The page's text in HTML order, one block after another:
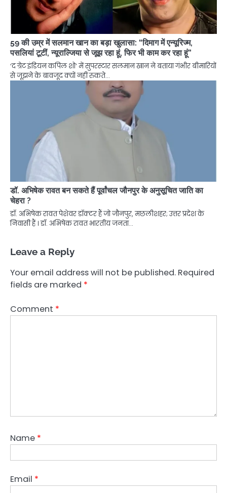
59 की उम्र में सलमान खान का बड़ा खुलासा: “दिमाग में एन्यूरिज्म,
पसलियां टूटीं, न्यूराल्जिया से जूझ रहा हूं, फिर भी काम कर रहा हूं”
‘द ग्रेट इंडियन कपिल शो’ में सुपरस्टार सलमान खान ने बताया गंभीर बीमारियों
से जूझने के बावजूद क्यों नहीं रुकते…
डॉ. अभिषेक रावत बन सकते हैं पूर्वांचल जौनपुर के अनुसूचित जाति का
चेहरा ?
डॉ. अभिषेक रावत पेशेवर डॉक्टर हैं जो जौनपुर, मछलीशहर; उत्तर प्रदेश के
निवासी हैं । डॉ. अभिषेक रावत भारतीय जनता…
Leave a Reply
Your email address will not be published. Required
fields are marked *
Comment *
Name *
Email *